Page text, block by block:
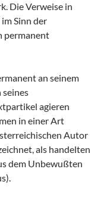
Die Verweise in
Sinn der
permanent
an seinem
agieren
in einer Art
Autor
als handelten
dem Unbewußten